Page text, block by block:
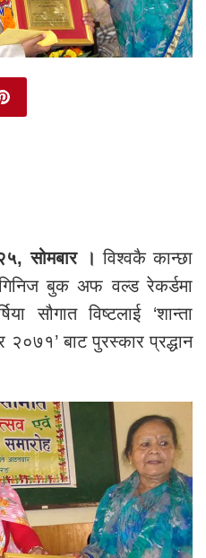
सोमबार । विश्वकै कान्छा
बुक अफ वल्ड रेकर्डमा
सौगात विष्टलाई ‘शान्ता
२०७१’ बाट पुरस्कार प्रद्धान